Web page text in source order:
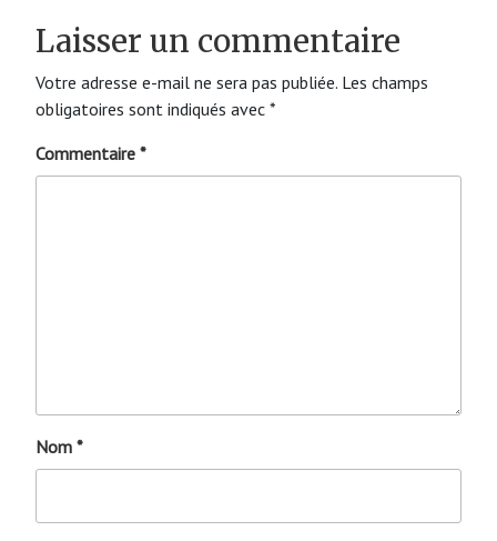
Laisser un commentaire
Votre adresse e-mail ne sera pas publiée. Les champs
obligatoires sont indiqués avec *
Commentaire *
Nom *